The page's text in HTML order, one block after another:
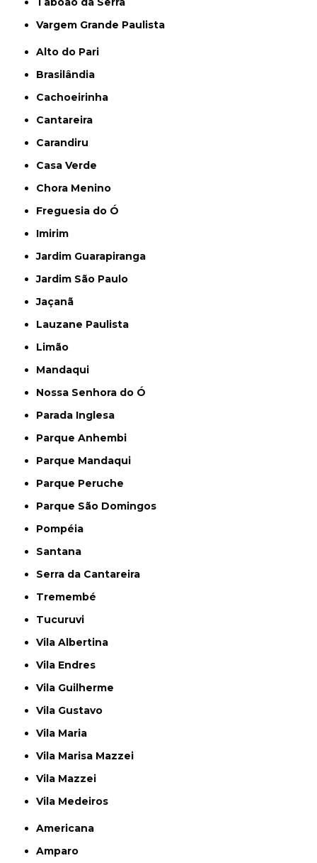
Vargem Grande Paulista
Alto do Pari
Brasilândia
Cachoeirinha
Cantareira
Carandiru
Casa Verde
Chora Menino
Freguesia do Ó
Imirim
Jardim Guarapiranga
Jardim São Paulo
Jaçanã
Lauzane Paulista
Limão
Mandaqui
Nossa Senhora do Ó
Parada Inglesa
Parque Anhembi
Parque Mandaqui
Parque Peruche
Parque São Domingos
Pompéia
Santana
Serra da Cantareira
Tremembé
Tucuruvi
Vila Albertina
Vila Endres
Vila Guilherme
Vila Gustavo
Vila Maria
Vila Marisa Mazzei
Vila Mazzei
Vila Medeiros
Americana
Amparo